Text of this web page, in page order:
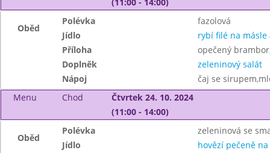
Oběd
Polévka
fazolová
Jídlo
rybí filé na másle
Příloha
opečený
Doplněk
zeleninový salát
Nápoj
čaj se
Menu
Chod
Čtvrtek 24. 10. 2024
(11:00 - 14:00)
Oběd
Polévka
zeleninová se
Jídlo
hovězí pečeně